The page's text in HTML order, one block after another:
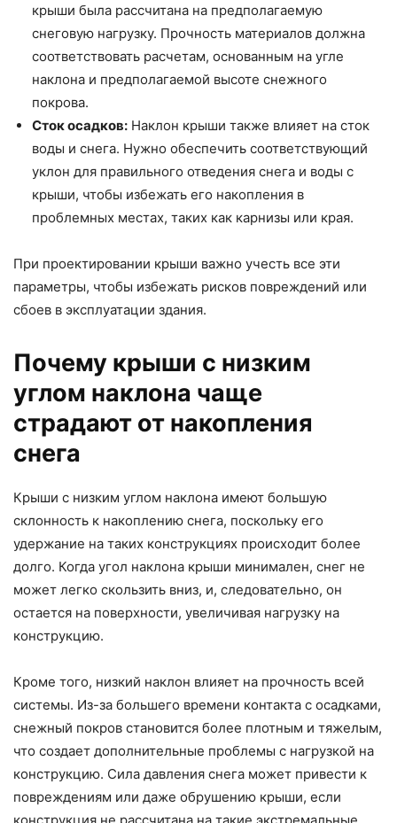
крыши была рассчитана на предполагаемую
снеговую нагрузку. Прочность материалов должна
соответствовать расчетам, основанным на угле
наклона и предполагаемой высоте снежного
покрова.
Сток осадков: Наклон крыши также влияет на сток
воды и снега. Нужно обеспечить соответствующий
уклон для правильного отведения снега и воды с
крыши, чтобы избежать его накопления в
проблемных местах, таких как карнизы или края.
При проектировании крыши важно учесть все эти
параметры, чтобы избежать рисков повреждений или
сбоев в эксплуатации здания.
Почему крыши с низким
углом наклона чаще
страдают от накопления
снега
Крыши с низким углом наклона имеют большую
склонность к накоплению снега, поскольку его
удержание на таких конструкциях происходит более
долго. Когда угол наклона крыши минимален, снег не
может легко скользить вниз, и, следовательно, он
остается на поверхности, увеличивая нагрузку на
конструкцию.
Кроме того, низкий наклон влияет на прочность всей
системы. Из-за большего времени контакта с осадками,
снежный покров становится более плотным и тяжелым,
что создает дополнительные проблемы с нагрузкой на
конструкцию. Сила давления снега может привести к
повреждениям или даже обрушению крыши, если